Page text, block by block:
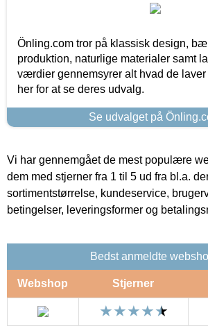
Önling.com tror på klassisk design,
produktion, naturlige materialer samt
værdier gennemsyrer alt hvad de
her for at se deres udvalg.
Se udvalget på
Vi har gennemgået de mest populære
dem med stjerner fra 1 til 5 ud fra bl.a.
sortimentstørrelse, kundeservice,
betingelser, leveringsformer og
Bedst anmeldte
Webshop Stjerner